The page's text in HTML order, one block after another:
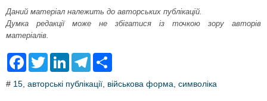
Даний матеріал належить до авторських публікацій.
Думка редакції може не збігатися із точкою зору авторів
матеріалів.
F
e
T
t
L
k
T
e
r
# 15 авторські публікації військова форма символіка